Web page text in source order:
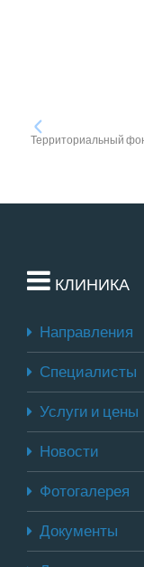
Территориальный
КЛИНИКА
Направления
Специалисты
Услуги и цены
Новости
Фотогалерея
Документы